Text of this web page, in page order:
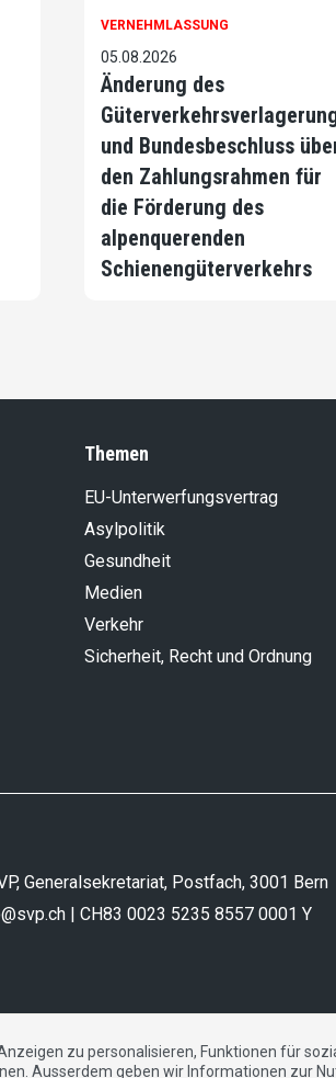
VERNEHMLASSUNG
05.08.2026
Änderung des
und Bundesbeschluss
den Zahlungsrahmen für
die Förderung des
alpenquerenden
Schienengüterverkehrs
Themen
EU-Unterwerfungsvertrag
Asylpolitik
Gesundheit
Medien
Verkehr
Sicherheit, Recht und Ordnung
Generalsekretariat, Postfach, 3001 Bern
| CH83 0023 5235 8557 0001 Y
|Kontakt
zu personalisieren, Funktionen für
Ausserdem geben wir Informationen zur